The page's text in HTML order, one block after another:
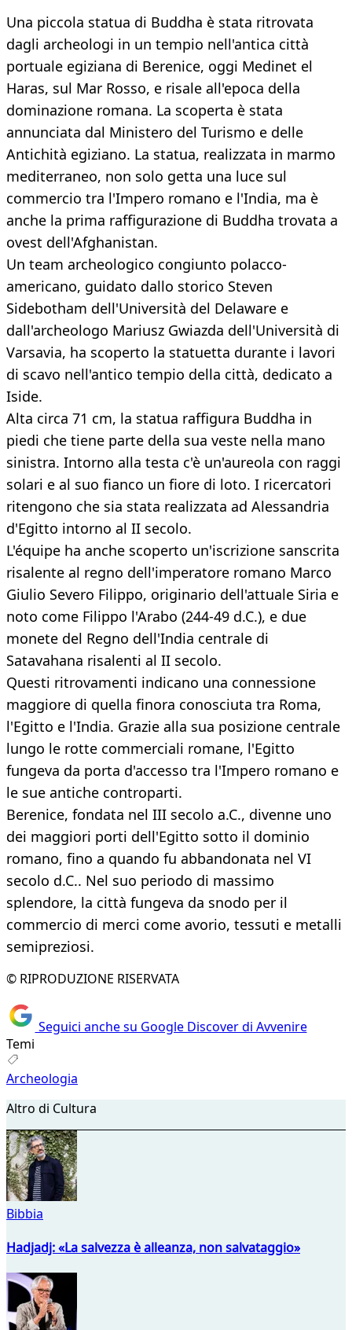
Una piccola statua di Buddha è stata ritrovata
dagli archeologi in un tempio nell'antica città
portuale egiziana di Berenice, oggi Medinet el
Haras, sul Mar Rosso, e risale all'epoca della
dominazione romana. La scoperta è stata
annunciata dal Ministero del Turismo e delle
Antichità egiziano. La statua, realizzata in marmo
mediterraneo, non solo getta una luce sul
commercio tra l'Impero romano e l'India, ma è
anche la prima raffigurazione di Buddha trovata a
ovest dell'Afghanistan.
Un team archeologico congiunto polacco-
americano, guidato dallo storico Steven
Sidebotham dell'Università del Delaware e
dall'archeologo Mariusz Gwiazda dell'Università di
Varsavia, ha scoperto la statuetta durante i lavori
di scavo nell'antico tempio della città, dedicato a
Iside.
Alta circa 71 cm, la statua raffigura Buddha in
piedi che tiene parte della sua veste nella mano
sinistra. Intorno alla testa c'è un'aureola con raggi
solari e al suo fianco un fiore di loto. I ricercatori
ritengono che sia stata realizzata ad Alessandria
d'Egitto intorno al II secolo.
L'équipe ha anche scoperto un'iscrizione sanscrita
risalente al regno dell'imperatore romano Marco
Giulio Severo Filippo, originario dell'attuale Siria e
noto come Filippo l'Arabo (244-49 d.C.), e due
monete del Regno dell'India centrale di
Satavahana risalenti al II secolo.
Questi ritrovamenti indicano una connessione
maggiore di quella finora conosciuta tra Roma,
l'Egitto e l'India. Grazie alla sua posizione centrale
lungo le rotte commerciali romane, l'Egitto
fungeva da porta d'accesso tra l'Impero romano e
le sue antiche controparti.
Berenice, fondata nel III secolo a.C., divenne uno
dei maggiori porti dell'Egitto sotto il dominio
romano, fino a quando fu abbandonata nel VI
secolo d.C.. Nel suo periodo di massimo
splendore, la città fungeva da snodo per il
commercio di merci come avorio, tessuti e metalli
semipreziosi.
© RIPRODUZIONE RISERVATA
Seguici anche su Google Discover di Avvenire
Temi
Archeologia
Altro di Cultura
Bibbia
Hadjadj: «La salvezza è alleanza, non salvataggio»